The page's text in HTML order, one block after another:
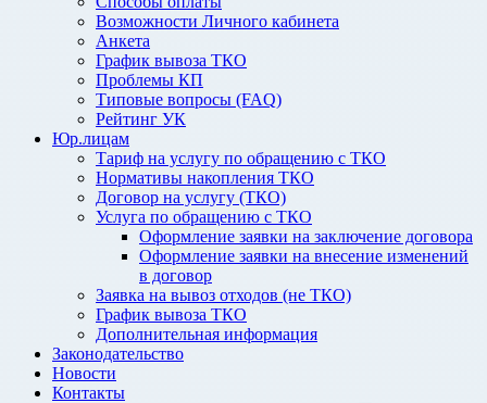
Возможности Личного кабинета
Анкета
График вывоза ТКО
Проблемы КП
Типовые вопросы (FAQ)
Рейтинг УК
Юр.лицам
Тариф на услугу по обращению с ТКО
Нормативы накопления ТКО
Договор на услугу (ТКО)
Услуга по обращению с ТКО
Оформление заявки на заключение договора
Оформление заявки на внесение изменений
в договор
Заявка на вывоз отходов (не ТКО)
График вывоза ТКО
Дополнительная информация
Законодательство
Новости
Контакты